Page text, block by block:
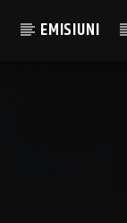
EMISIUNI